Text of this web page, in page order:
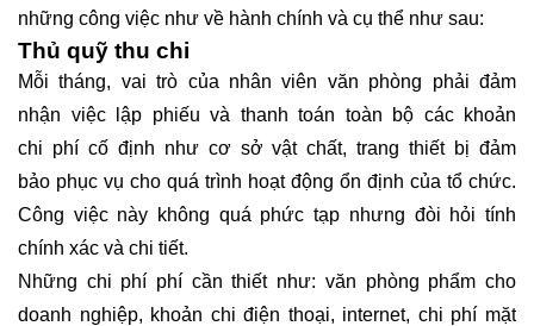
những công việc như về hành chính và cụ thể như sau:
Thủ quỹ thu chi
Mỗi tháng, vai trò của nhân viên văn phòng phải đảm
nhận việc lập phiếu và thanh toán toàn bộ các khoản
chi phí cố định như cơ sở vật chất, trang thiết bị đảm
bảo phục vụ cho quá trình hoạt động ổn định của tổ chức.
Công việc này không quá phức tạp nhưng đòi hỏi tính
chính xác và chi tiết.
Những chi phí phí cần thiết như: văn phòng phẩm cho
doanh nghiệp, khoản chi điện thoại, internet, chi phí mặt